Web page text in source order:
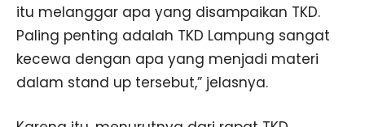
itu melanggar apa yang disampaikan TKD.
Paling penting adalah TKD Lampung sangat
kecewa dengan apa yang menjadi materi
dalam stand up tersebut,” jelasnya.